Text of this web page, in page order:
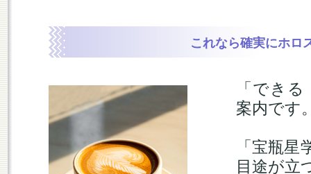
これなら確実にホロ
「でき
案内です
「宝瓶
目途が立